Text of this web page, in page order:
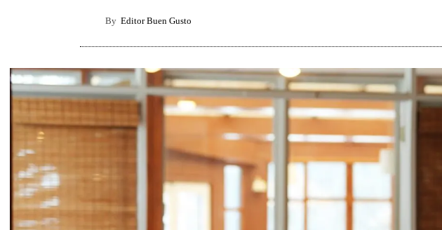
By Editor Buen Gusto